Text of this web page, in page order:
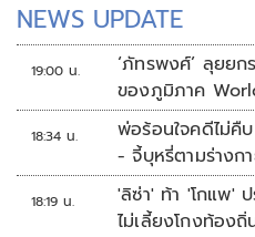
NEWS UPDATE
19:00 น.
‘ภัทรพงศ์’ ลุยยก
ของภูมิภาค
ห้องข่าวไทยโพส
18:34 น.
พ่อร้อนใจคดีไม่คื
- จี้บุหรี่ตามร่างก
18:19 น.
'ลิซ่า' ท้า 'โกแพ'
ไม่เลี้ยงโกงท้องถิ่